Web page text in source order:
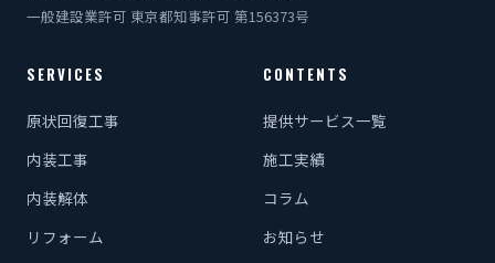
一般建設業許可 東京都知事許可 第156373号
SERVICES
原状回復工事
内装工事
内装解体
リフォーム
CONTENTS
提供サービス一覧
施工実績
コラム
お知らせ